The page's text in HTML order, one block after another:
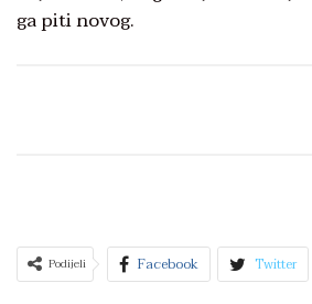
ga piti novog.
Podijeli Facebook Twitter